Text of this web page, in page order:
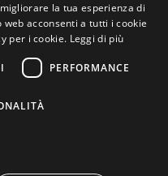
la tua esperienza di
acconsenti a tutti i cookie
per i cookie. Leggi di più
PERFORMANCE